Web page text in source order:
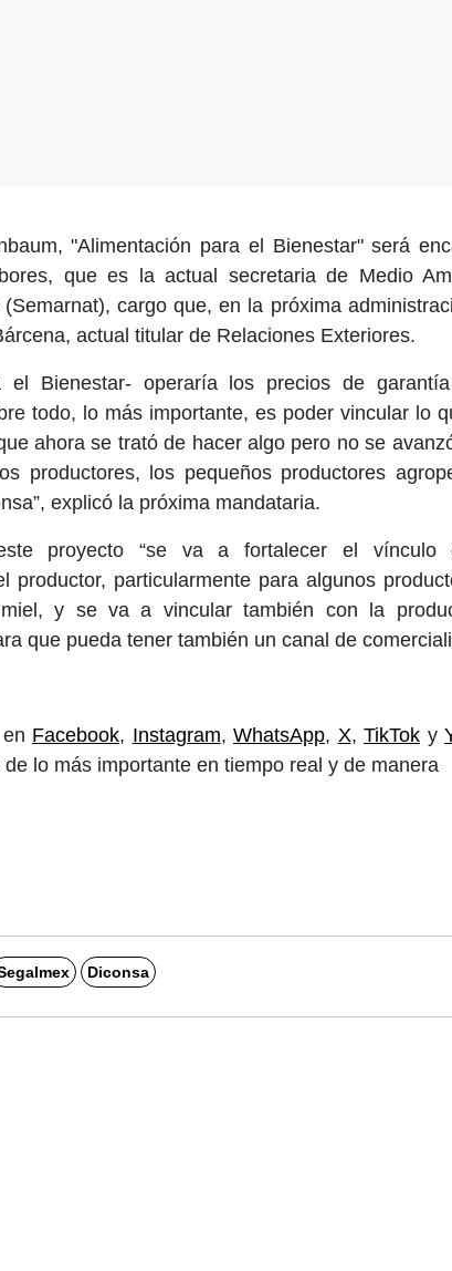
"Alimentación para el Bienestar"será
que es la actual secretaria de Medio
cargo que, en la próxima
actual titular de Relaciones Exteriores.
el Bienestar- operaría los precios de garantía
todo, lo más importante, es poder vincular lo
ahora se trató de hacer algo pero no se
productores, los pequeños productores
explicó la próxima mandataria.
proyecto “se va a fortalecer el vínculo
productor, particularmente para algunos
y se va a vincular también con la
que pueda tener también un canal de
Facebook, Instagram, WhatsApp, X, TikTok y
lo más importante en tiempo real y de manera
Diconsa